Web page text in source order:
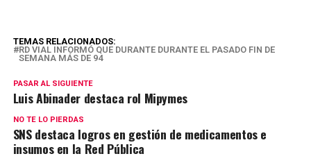
TEMAS RELACIONADOS:
RD VIAL INFORMÓ QUE DURANTE DURANTE EL PASADO FIN DE
SEMANA MÁS DE 94
PASAR AL SIGUIENTE
Luis Abinader destaca rol Mipymes
NO TE LO PIERDAS
SNS destaca logros en gestión de medicamentos e
insumos en la Red Pública